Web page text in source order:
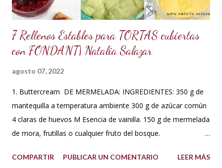
7 Rellenos Estables para TORTAS cubiertas
con FONDANT| Natalia Salazar
agosto 07, 2022
1. Buttercream DE MERMELADA: INGREDIENTES: 350 g de
mantequilla a temperatura ambiente 300 g de azúcar común
4 claras de huevos M Esencia de vainilla. 150 g de mermelada
de mora, frutillas o cualquier fruto del bosque.
huevo en un tazón con los 300 g de azúcar a baño María .
COMPARTIR PUBLICAR UN COMENTARIO LEER MÁS